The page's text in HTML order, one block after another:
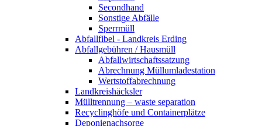
Secondhand
Sonstige Abfälle
Sperrmüll
Abfallfibel - Landkreis Erding
Abfallgebühren / Hausmüll
Abfallwirtschaftssatzung
Abrechnung Müllumladestation
Wertstoffabrechnung
Landkreishäcksler
Mülltrennung – waste separation
Recyclinghöfe und Containerplätze
Deponienachsorge